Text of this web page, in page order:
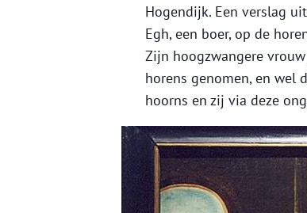
Hogendijk. Een verslag
Egh, een boer, op de
Zijn hoogzwangere
horens genomen, en wel
hoorns en zij via deze